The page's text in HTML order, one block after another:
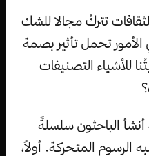
تتركُ مجالا للشك
الأمور تحمل تأثير بصمة
للأشياء التصنيفات
الباحثون سلسلةً
المتحركة. أولاً،